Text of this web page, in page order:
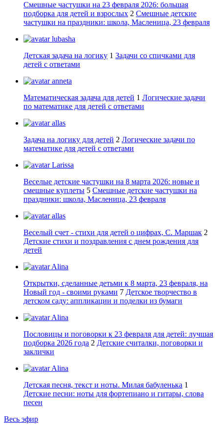
Смешные частушки на 23 февраля 2026: большая
подборка для детей и взрослых 2 Смешные детские
частушки на праздники: школа, Масленица, 23 февраля
lubasha
Детская задача на логику 1 Задачи со спичками для
детей с ответами
anneta
Математическая задача для детей 1 Логические задачи
по математике для детей с ответами
allas
Задача на логику для детей 2 Логические задачи по
математике для детей с ответами
Larissa
Веселые детские частушки на 8 марта 2026: новые и
смешные куплеты 5 Смешные детские частушки на
праздники: школа, Масленица, 23 февраля
allas
Веселый счет - стихи для детей о цифрах, С. Маршак 2
Детские стихи и поздравления с днем рождения для
детей
Alina
Открытки, сделанные детьми к 8 марта, 23 февраля, на
Новый год - своими руками 7 Детское творчество в
детском саду: аппликации и поделки из бумаги
Alina
Пословицы и поговорки к 23 февраля для детей: лучшая
подборка 2026 года 2 Детские считалки, поговорки и
заклички
Alina
Детская песня, текст и ноты. Милая бабуленька 1
Детские песни: ноты для фортепиано и гитары, слова
песен
Весь эфир